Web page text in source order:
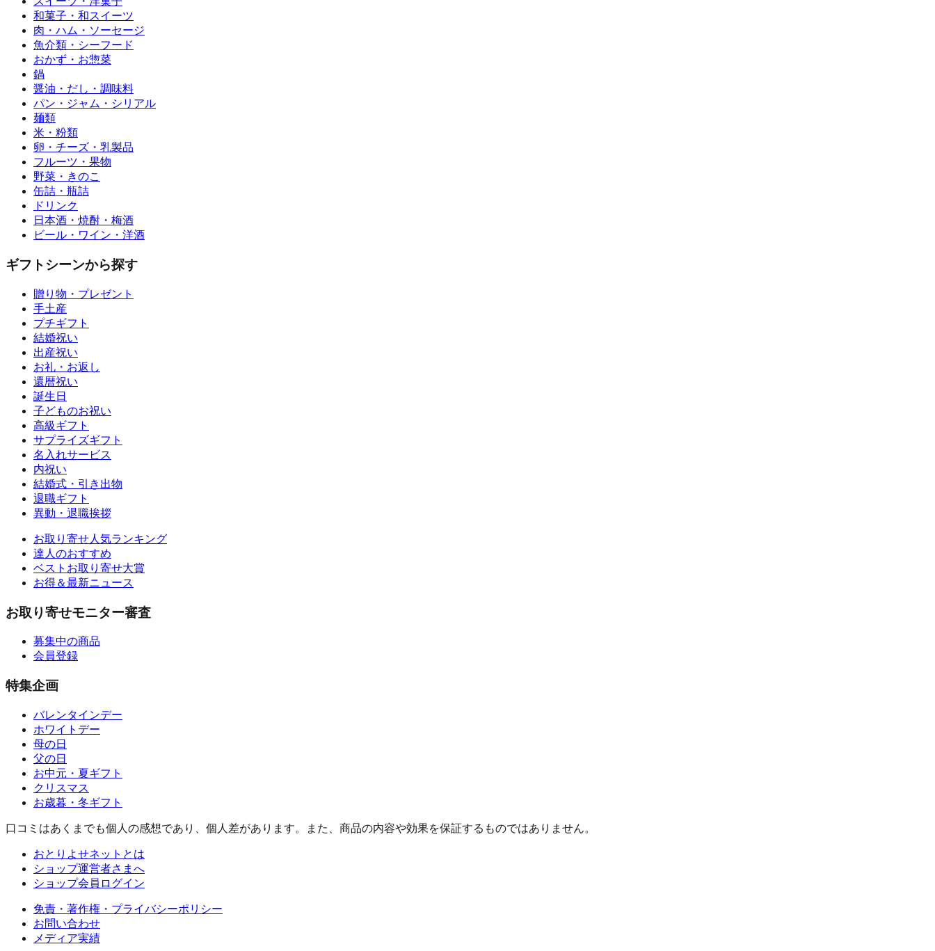
和菓子・和スイーツ
肉・ハム・ソーセージ
魚介類・シーフード
おかず・お惣菜
鍋
醤油・だし・調味料
パン・ジャム・シリアル
麺類
米・粉類
卵・チーズ・乳製品
フルーツ・果物
野菜・きのこ
缶詰・瓶詰
ドリンク
日本酒・焼酎・梅酒
ビール・ワイン・洋酒
ギフトシーンから探す
贈り物・プレゼント
手土産
プチギフト
結婚祝い
出産祝い
お礼・お返し
還暦祝い
誕生日
子どものお祝い
高級ギフト
サプライズギフト
名入れサービス
内祝い
結婚式・引き出物
退職ギフト
異動・退職挨拶
お取り寄せ人気ランキング
達人のおすすめ
ベストお取り寄せ大賞
お得＆最新ニュース
お取り寄せモニター審査
募集中の商品
会員登録
特集企画
バレンタインデー
ホワイトデー
母の日
父の日
お中元・夏ギフト
クリスマス
お歳暮・冬ギフト
口コミはあくまでも個人の感想であり、個人差があります。また、商品の内容や効果を保証するものではありません。
おとりよせネットとは
ショップ運営者さまへ
ショップ会員ログイン
免責・著作権・プライバシーポリシー
お問い合わせ
メディア実績